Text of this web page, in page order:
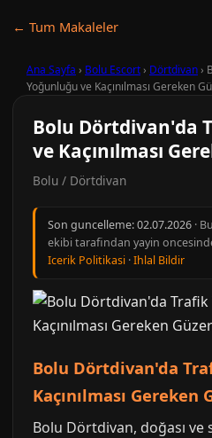
← Tum Makaleler
Ana Sayfa › Bolu Escort› Dörtdivan›
Yoğunluğu ve Kaçınılması Gereken
Bolu Dörtdivan'da
ve Kaçınılması
Bolu / Dörtdivan
Son guncelleme:02.07.2026 ·
ekibi tarafindan yayin
Icerik Politikasi ·Ihlal Bildir
Bolu Dörtdivan'da
Kaçınılması Gereken
Bolu Dörtdivan, doğası